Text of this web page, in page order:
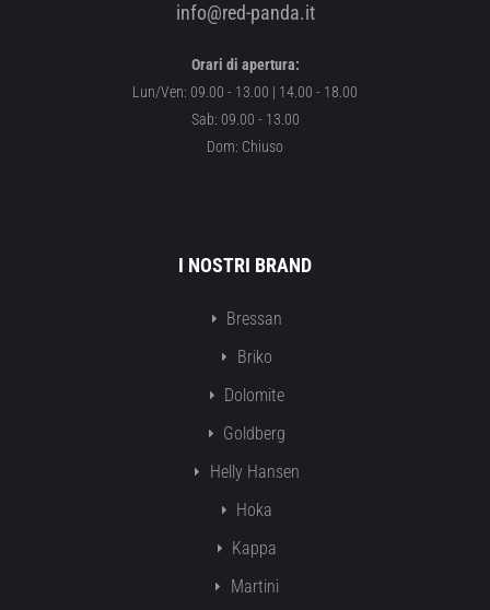
info@red-panda.it
Orari di apertura:
Lun/Ven: 09.00 - 13.00 | 14.00 - 18.00
Sab: 09.00 - 13.00
Dom: Chiuso
I NOSTRI BRAND
Bressan
Briko
Dolomite
Goldberg
Helly Hansen
Hoka
Kappa
Martini